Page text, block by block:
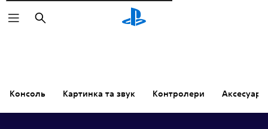
Пошук
Консоль Картинка та звук Контролери Аксесуари